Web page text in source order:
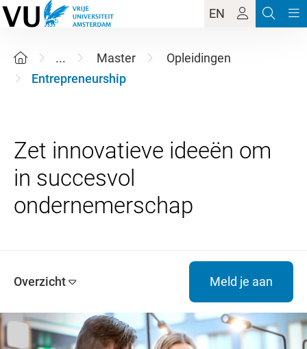
EN
... Master
Opleidingen
Entrepreneurship
Zet innovatieve ideeën om
in succesvol
Overzicht Meld je aan